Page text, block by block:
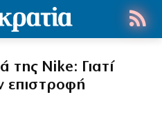
Nike: Γιατί
επιστροφή